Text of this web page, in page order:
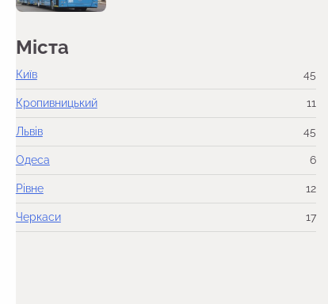
Міста
Київ 45
Кропивницький 11
Львів 45
Одеса 6
Рівне 12
Черкаси 17